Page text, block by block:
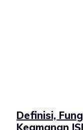
Definisi,
Keamanan